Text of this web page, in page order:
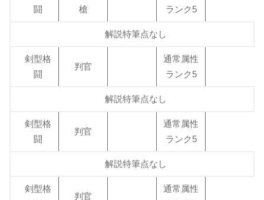
闘
槍
ランク5
解説特筆点なし
剣型格
闘
判官
通常属性
ランク5
解説特筆点なし
剣型格
闘
判官
通常属性
ランク5
解説特筆点なし
剣型格
判官
通常属性